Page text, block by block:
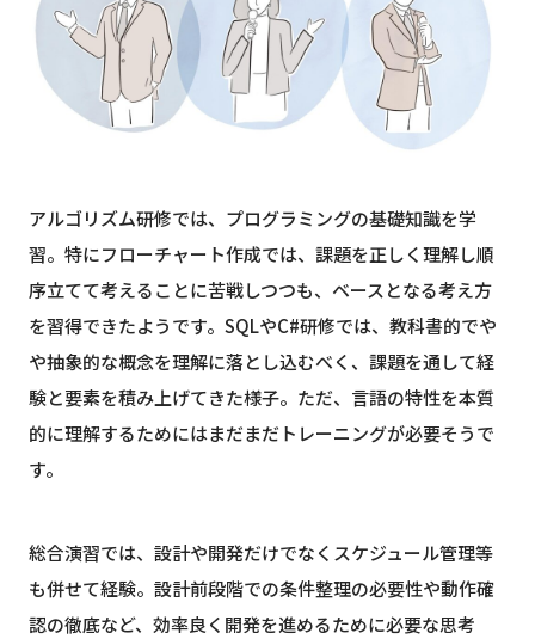
アルゴリズム研修では、プログラミングの基礎知識を学
習。特にフローチャート作成では、課題を正しく理解し順
序立てて考えることに苦戦しつつも、ベースとなる考え方
を習得できたようです。SQLやC#研修では、教科書的でや
や抽象的な概念を理解に落とし込むべく、課題を通して経
験と要素を積み上げてきた様子。ただ、言語の特性を本質
的に理解するためにはまだまだトレーニングが必要そうで
す。
総合演習では、設計や開発だけでなくスケジュール管理等
も併せて経験。設計前段階での条件整理の必要性や動作確
認の徹底など、効率良く開発を進めるために必要な思考